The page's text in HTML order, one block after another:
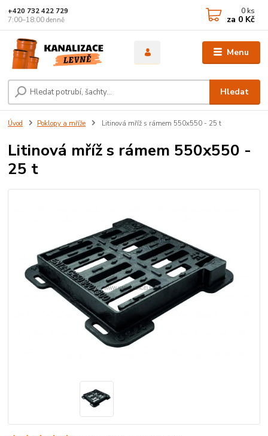
Menu
Hledat
+420 732 422 729
7:00–18:00 denně
0 ks
za 0 Kč
Úvod Poklopy a mříže Litinová mříž s rámem 550x550 - 25 t
Litinová mříž s rámem 550x550 -
25 t